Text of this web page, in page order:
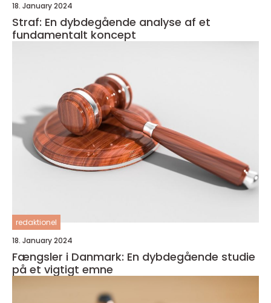
18. January 2024
Straf: En dybdegående analyse af et
fundamentalt koncept
redaktionel
18. January 2024
Fængsler i Danmark: En dybdegående studie
på et vigtigt emne